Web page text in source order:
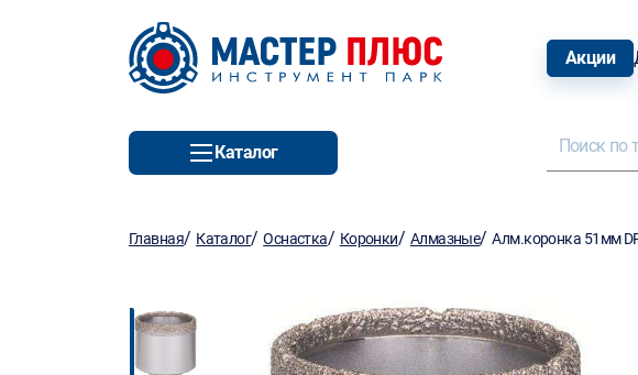
Акции
Каталог
Главная/ Каталог/Оснастка/ Коронки/ Алмазные/Алм.коронка 51мм